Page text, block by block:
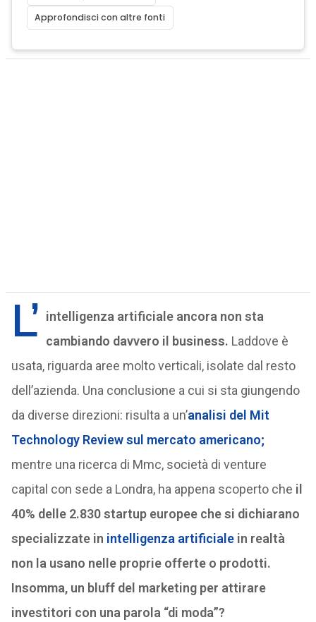
Approfondisci con altre fonti
L’ intelligenza artificiale ancora non sta
cambiando davvero il business. Laddove è
usata, riguarda aree molto verticali, isolate dal resto
dell’azienda. Una conclusione a cui si sta giungendo
da diverse direzioni: risulta a un’analisi del Mit
Technology Review sul mercato americano;
mentre una ricerca di Mmc, società di venture
capital con sede a Londra, ha appena scoperto che il
40% delle 2.830 startup europee che si dichiarano
specializzate in intelligenza artificialein realtà
non la usano nelle proprie offerte o prodotti.
Insomma, un bluff del marketing per attirare
investitori con una parola “di moda”?